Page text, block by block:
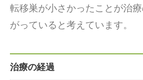
転移巣が小さかったことが治
がっていると考えています。
治療の経過